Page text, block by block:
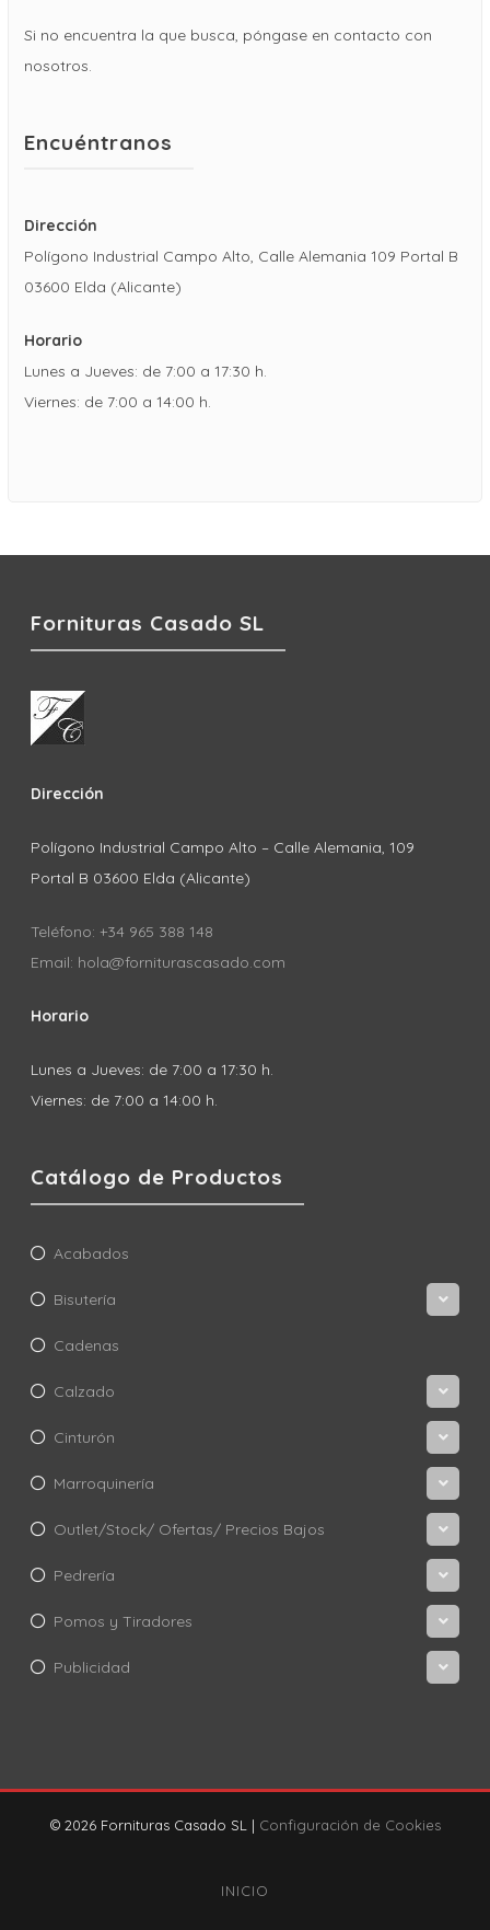
Si no encuentra la que busca, póngase en contacto con
nosotros.
Encuéntranos
Dirección
Polígono Industrial Campo Alto, Calle Alemania 109 Portal B
03600 Elda (Alicante)
Horario
Lunes a Jueves: de 7:00 a 17:30 h.
Viernes: de 7:00 a 14:00 h.
Fornituras Casado SL
Dirección
Polígono Industrial Campo Alto – Calle Alemania, 109
Portal B 03600 Elda (Alicante)
Teléfono: +34 965 388 148
Email: hola@forniturascasado.com
Horario
Lunes a Jueves: de 7:00 a 17:30 h.
Viernes: de 7:00 a 14:00 h.
Catálogo de Productos
Acabados
Bisutería
Cadenas
Calzado
Cinturón
Marroquinería
Outlet/Stock/ Ofertas/ Precios Bajos
Pedrería
Pomos y Tiradores
Publicidad
© 2026 Fornituras Casado SL | Configuración de Cookies
INICIO